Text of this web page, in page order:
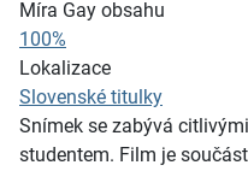
Míra Gay obsahu
100%
Lokalizace
Slovenské titulky
Snímek se zabývá
studentem. Film je